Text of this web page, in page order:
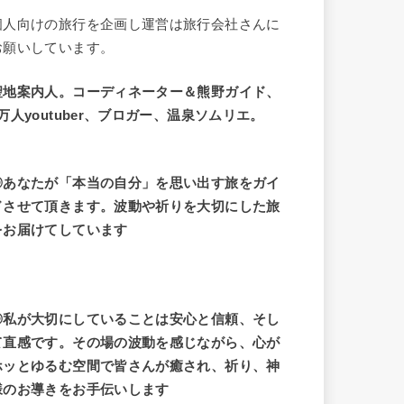
人向けの旅行を企画し運営は旅行会社さんに
いしています。
地案内人。コーディネーター＆熊野ガイド、
人youtuber、ブロガー、温泉ソムリエ。
なたが「本当の自分」を思い出す旅をガイ
させて頂きます。波動や祈りを大切にした旅
お届けてしています
が大切にしていることは安心と信頼、そし
直感です。その場の波動を感じながら、心が
ッとゆるむ空間で皆さんが癒され、祈り、神
のお導きをお手伝いします